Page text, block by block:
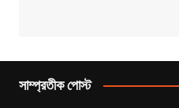
সাম্প্রতীক পোস্ট